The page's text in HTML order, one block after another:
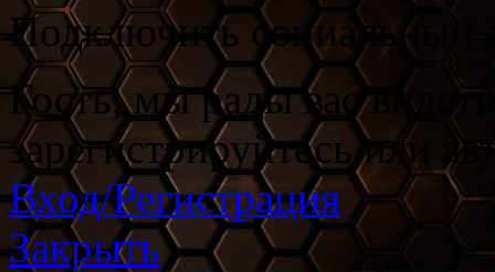
Подключить социальный
Гость, мы рады вас
зарегистрируйтесь или
Вход/Регистрация
Закрыть